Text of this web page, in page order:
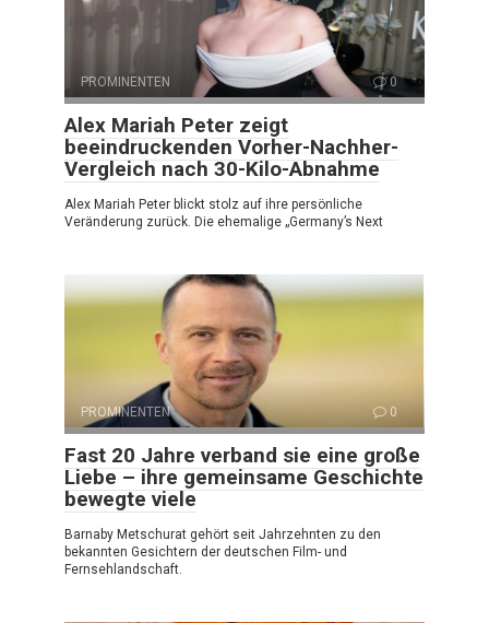
PROMINENTEN 0
Alex Mariah Peter zeigt
beeindruckenden Vorher-Nachher-
Vergleich nach 30-Kilo-Abnahme
Alex Mariah Peter blickt stolz auf ihre persönliche
Veränderung zurück. Die ehemalige „Germany’s Next
PROMINENTEN 0
Fast 20 Jahre verband sie eine große
Liebe – ihre gemeinsame Geschichte
bewegte viele
Barnaby Metschurat gehört seit Jahrzehnten zu den
bekannten Gesichtern der deutschen Film- und
Fernsehlandschaft.